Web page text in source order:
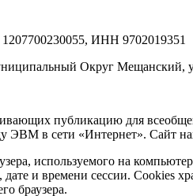
ИНН 9702019351
Округ Мещанский,
публикацию для
ЭВМ в сети «Интернет». Сайт
используемого на
и времени сессии. Сookies
браузера.